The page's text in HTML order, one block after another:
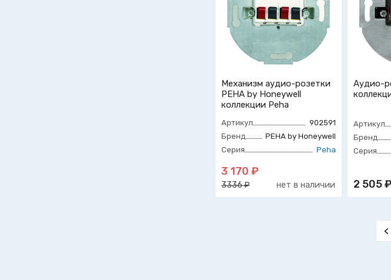
Механизм аудио-розетки
PEHA by Honeywell
коллекции Peha
Артикул
902591
Бренд
PEHA by Honeywell
Серия
Peha
3 170 ₽
3336 ₽ нет в наличии
Аудио-
Артикул
Бренд
Серия
2 505 ₽
<